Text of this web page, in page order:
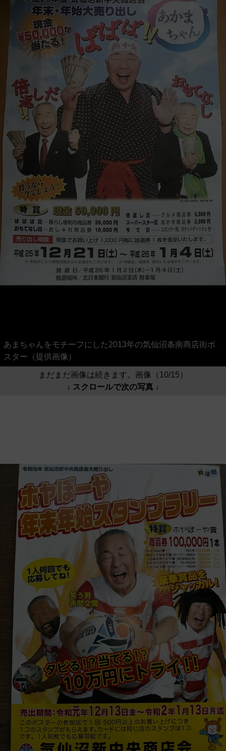
あまちゃんをモチーフにした2013年の気仙沼条南商店街ポ
スター（提供画像）
まだまだ画像は続きます。画像（10/15）
↓ スクロールで次の写真 ↓